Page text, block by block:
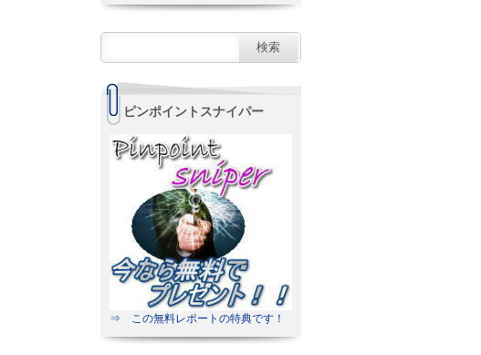
ピンポイントスナイパー
⇒ この無料レポートの特典です！